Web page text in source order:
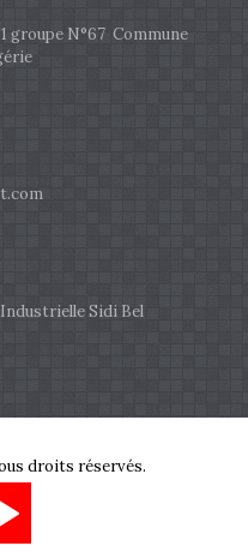
groupe N°67 Commune
Sidi Bel
droits réservés.